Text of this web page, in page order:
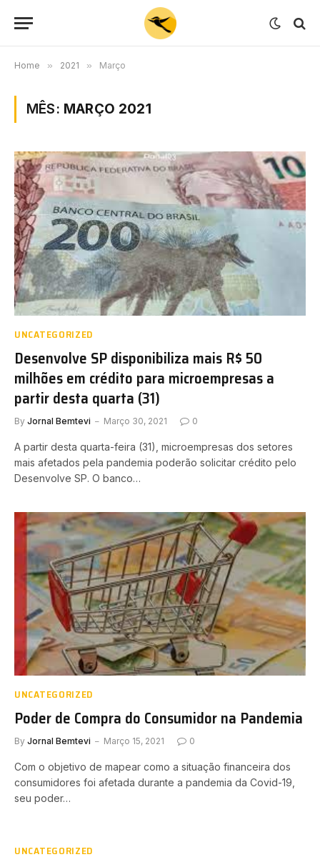
Home » 2021 » Março
MÊS: MARÇO 2021
UNCATEGORIZED
Desenvolve SP disponibiliza mais R$ 50
milhões em crédito para microempresas a
partir desta quarta (31)
By Jornal Bemtevi Março 30, 2021 0
A partir desta quarta-feira (31), microempresas dos setores
mais afetados pela pandemia poderão solicitar crédito pelo
Desenvolve SP. O banco…
UNCATEGORIZED
Poder de Compra do Consumidor na Pandemia
By Jornal Bemtevi Março 15, 2021 0
Com o objetivo de mapear como a situação financeira dos
consumidores foi afetada durante a pandemia da Covid-19,
seu poder…
UNCATEGORIZED